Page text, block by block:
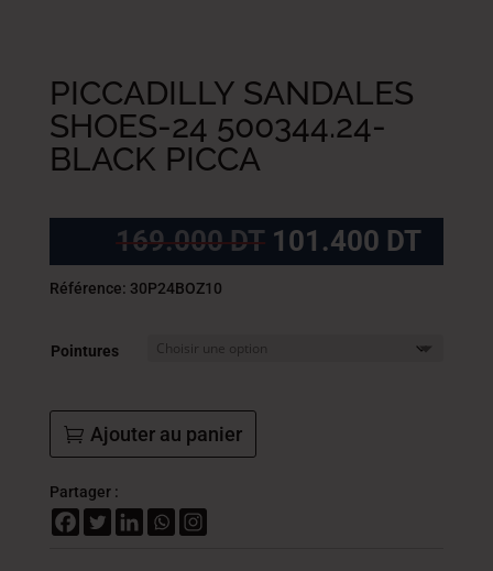
PICCADILLY SANDALES
SHOES-24 500344.24-
BLACK PICCA
169.000DT Le
prix
101.400 DTLe
prix
Référence: 30P24BOZ10
Pointures
Ajouter au panier
Partager :